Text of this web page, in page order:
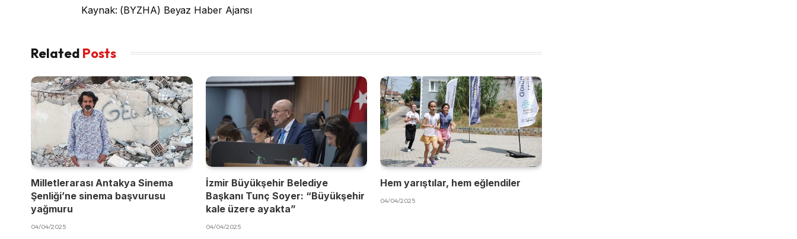
Kaynak: (BYZHA) Beyaz Haber Ajansı
Related Posts
Milletlerarası Antakya Sinema
Şenliği’ne sinema başvurusu
yağmuru
04/04/2025
İzmir Büyükşehir Belediye
Başkanı Tunç Soyer: “Büyükşehir
kale üzere ayakta”
04/04/2025
Hem yarıştılar, hem eğlendiler
04/04/2025